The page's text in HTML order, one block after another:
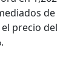
de
precio del